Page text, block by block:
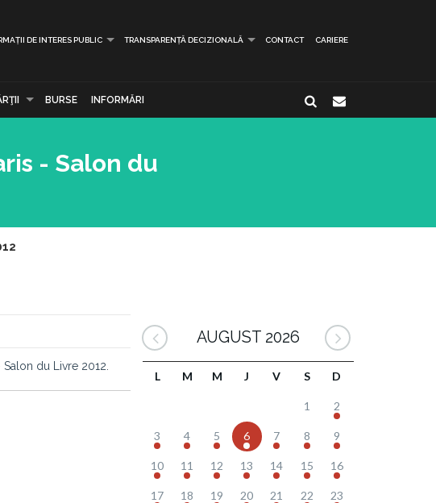
DE INTERES PUBLIC TRANSPARENȚĂ DECIZIONALĂ CONTACT CARIERE
BURSE INFORMĂRI
- Salon du
du Livre 2012.
AUGUST 2026
L M M J V S D
1 2
3 4 5 6 7 8 9
10 11 12 13 14 15 16
17 18 19 20 21 22 23